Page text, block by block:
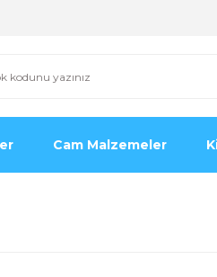
Cam Malzemeler